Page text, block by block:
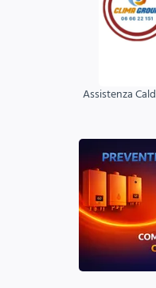
Assistenza